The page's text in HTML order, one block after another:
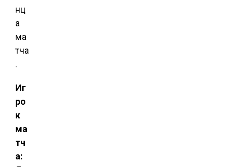
нц
а
ма
тча
.
Иг
ро
к
ма
тч
а: